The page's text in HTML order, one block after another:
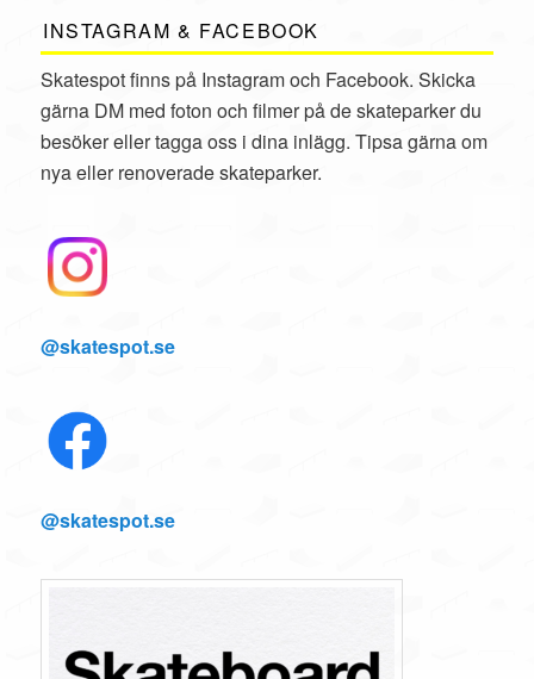
INSTAGRAM & FACEBOOK
Skatespot finns på Instagram och Facebook. Skicka
gärna DM med foton och filmer på de skateparker du
besöker eller tagga oss i dina inlägg. Tipsa gärna om
nya eller renoverade skateparker.
@skatespot.se
@skatespot.se